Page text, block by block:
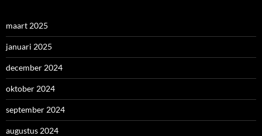
maart 2025
januari 2025
december 2024
oktober 2024
september 2024
augustus 2024